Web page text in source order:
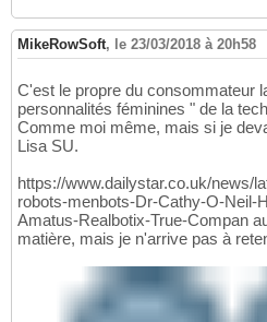
MikeRowSoft, le 23/03/2018 à 20h58
C'est le propre du consommateur
personnalités féminines " de la
Comme moi même, mais si je
Lisa SU.
https://www.dailystar.co.uk/news/
robots-menbots-Dr-Cathy-O-Neil-
Amatus-Realbotix-True-Compan
matière, mais je n'arrive pas à